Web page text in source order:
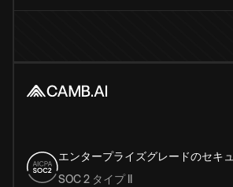
エンタープライズグレードのセキ
SOC 2 タイプ II